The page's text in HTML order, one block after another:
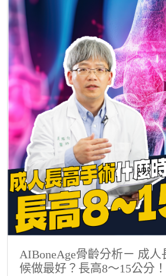
AIBoneAge骨齡分析ㄧ 成
候做最好？長高8～15公分！